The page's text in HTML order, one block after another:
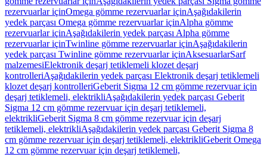
rezervuarlar içinOmega gömme rezervuarlar içinAşağıdakilerin
yedek parçası Omega gömme rezervuarlar içinAlpha gömme
rezervuarlar içinAşağıdakilerin yedek parçası Alpha gömme
rezervuarlar içinTwinline gömme rezervuarlar içinAşağıdakilerin
yedek parçası Twinline gömme rezervuarlar içinAksesuarlarSarf
malzemesiElektronik deşarj tetiklemeli klozet deşarj
kontrolleriAşağıdakilerin yedek parçası Elektronik deşarj tetiklemeli
klozet deşarj kontrolleriGeberit Sigma 12 cm gömme rezervuar için
deşarj tetiklemeli, elektrikliAşağıdakilerin yedek parçası Geberit
Sigma 12 cm gömme rezervuar için deşarj tetiklemeli,
elektrikliGeberit Sigma 8 cm gömme rezervuar için deşarj
tetiklemeli, elektrikliAşağıdakilerin yedek parçası Geberit Sigma 8
cm gömme rezervuar için deşarj tetiklemeli, elektrikliGeberit Omega
12 cm gömme rezervuar için deşarj tetiklemeli,